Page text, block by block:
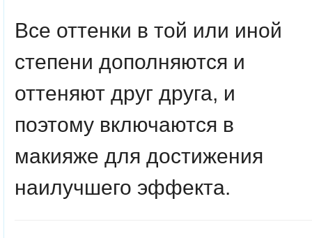
Все оттенки в той или иной
степени дополняются и
оттеняют друг друга, и
поэтому включаются в
макияже для достижения
наилучшего эффекта.